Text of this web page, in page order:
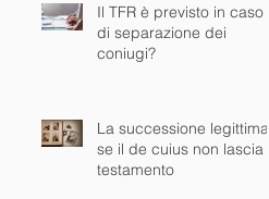
Il TFR è previsto in caso
di separazione dei
coniugi?
La successione legittima :
se il de cuius non lascia
testamento